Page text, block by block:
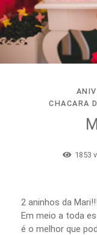
CHACARA
1853
2 aninhos da Mari!!!
Em meio a toda
é o melhor que